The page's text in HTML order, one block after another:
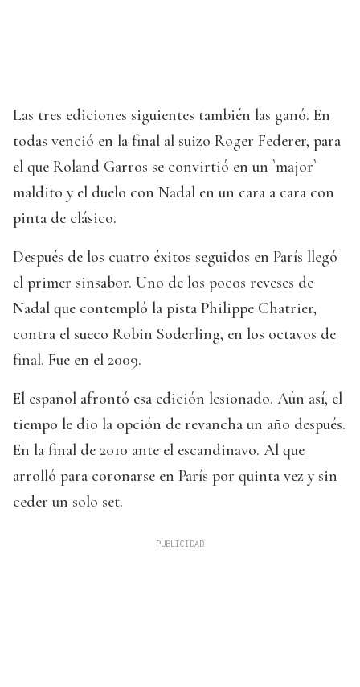
Las tres ediciones siguientes también las ganó. En
todas venció en la final al suizo Roger Federer, para
el que Roland Garros se convirtió en un `major`
maldito y el duelo con Nadal en un cara a cara con
pinta de clásico.
Después de los cuatro éxitos seguidos en París llegó
el primer sinsabor. Uno de los pocos reveses de
Nadal que contempló la pista Philippe Chatrier,
contra el sueco Robin Soderling, en los octavos de
final. Fue en el 2009.
El español afrontó esa edición lesionado. Aún así, el
tiempo le dio la opción de revancha un año después.
En la final de 2010 ante el escandinavo. Al que
arrolló para coronarse en París por quinta vez y sin
ceder un solo set.